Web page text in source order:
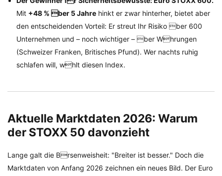
Mit +48 % ber 5 Jahre hinkt er zwar hinterher, bietet aber
den entscheidenden Vorteil: Er streut Ihr Risiko ber 600
Unternehmen und – noch wichtiger – ber Whrungen
(Schweizer Franken, Britisches Pfund). Wer nachts ruhig
schlafen will, whlt diesen Index.
Aktuelle Marktdaten 2026: Warum
der STOXX 50 davonzieht
Lange galt die Brsenweisheit: "Breiter ist besser." Doch die
Marktdaten von Anfang 2026 zeichnen ein neues Bild. Der Euro